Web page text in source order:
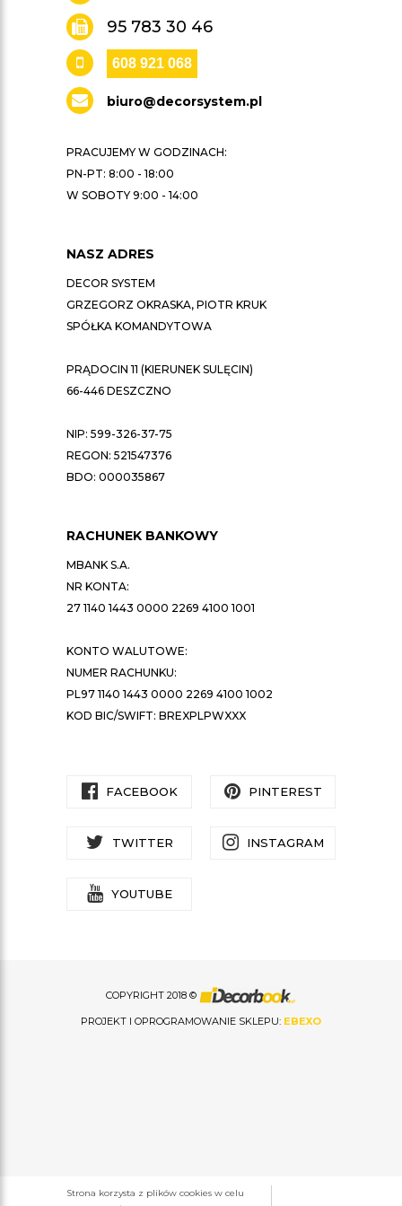
95 783 30 46
608 921 068
biuro@decorsystem.pl
PRACUJEMY W GODZINACH:
PN-PT: 8:00 - 18:00
W SOBOTY 9:00 - 14:00
NASZ ADRES
DECOR SYSTEM
GRZEGORZ OKRASKA, PIOTR KRUK
SPÓŁKA KOMANDYTOWA
PRĄDOCIN 11 (KIERUNEK SULĘCIN)
66-446 DESZCZNO
NIP: 599-326-37-75
REGON: 521547376
BDO: 000035867
RACHUNEK BANKOWY
MBANK S.A.
NR KONTA:
27 1140 1443 0000 2269 4100 1001
KONTO WALUTOWE:
NUMER RACHUNKU:
PL97 1140 1443 0000 2269 4100 1002
KOD BIC/SWIFT: BREXPLPWXXX
FACEBOOK PINTEREST
TWITTER INSTAGRAM
YOUTUBE
COPYRIGHT 2018 ©
PROJEKT I OPROGRAMOWANIE SKLEPU: EBEXO
Strona korzysta z plików cookies w celu